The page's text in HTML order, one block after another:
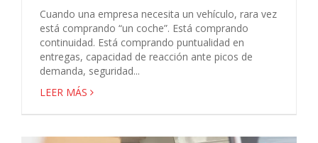
Cuando una empresa necesita un vehículo, rara vez
está comprando “un coche”. Está comprando
continuidad. Está comprando puntualidad en
entregas, capacidad de reacción ante picos de
demanda, seguridad...
LEER MÁS